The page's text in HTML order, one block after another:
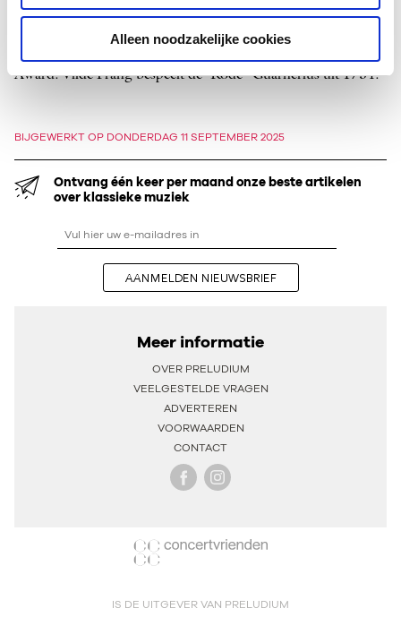
Alleen noodzakelijke cookies
Edisons in 2011 en 2012, en won verder onder meer een
Grand Prix du Disque, de Preis der deutschen
Award. Vilde Frang bespeelt de ­‘Rode’-Guarnerius uit 1734.
BIJGEWERKT OP DONDERDAG 11 SEPTEMBER 2025
Ontvang één keer per maand onze beste artikelen
over klassieke muziek
AANMELDEN NIEUWSBRIEF
Meer informatie
OVER PRELUDIUM
VEELGESTELDE VRAGEN
ADVERTEREN
VOORWAARDEN
CONTACT
IS DE UITGEVER VAN PRELUDIUM